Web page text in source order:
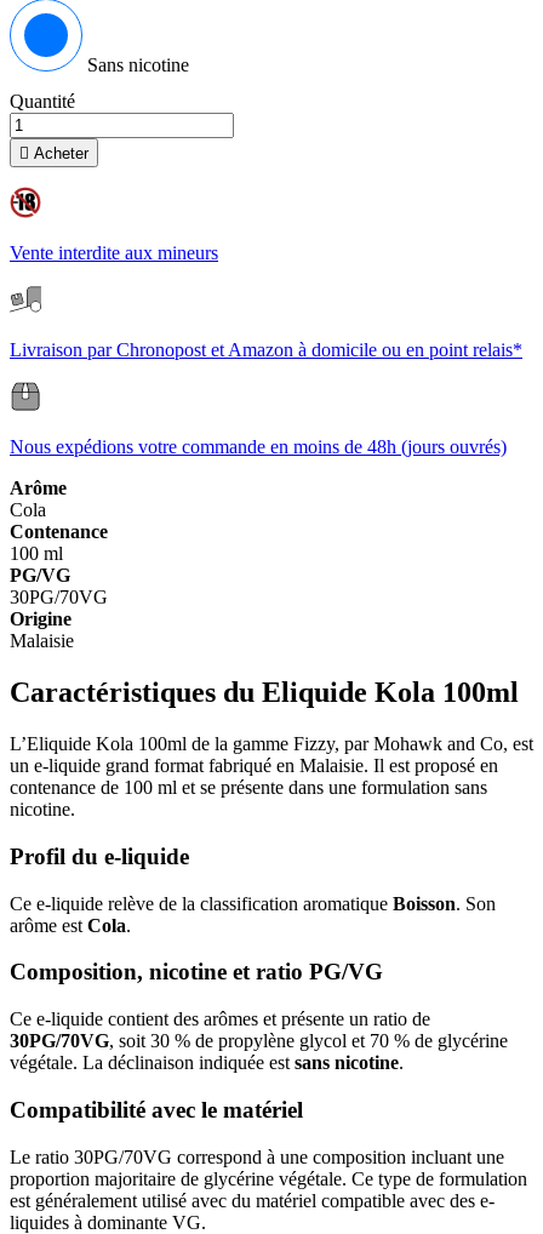
Sans nicotine
Quantité
 Acheter
Vente interdite aux mineurs
Livraison par Chronopost et Amazon à domicile ou en point relais*
Nous expédions votre commande en moins de 48h (jours ouvrés)
Arôme
Cola
Contenance
100 ml
PG/VG
30PG/70VG
Origine
Malaisie
Caractéristiques du Eliquide Kola 100ml
L’Eliquide Kola 100ml de la gamme Fizzy, par Mohawk and Co, est
un e-liquide grand format fabriqué en Malaisie. Il est proposé en
contenance de 100 ml et se présente dans une formulation sans
nicotine.
Profil du e-liquide
Ce e-liquide relève de la classification aromatique Boisson. Son
arôme est Cola.
Composition, nicotine et ratio PG/VG
Ce e-liquide contient des arômes et présente un ratio de
30PG/70VG, soit 30 % de propylène glycol et 70 % de glycérine
végétale. La déclinaison indiquée est sans nicotine.
Compatibilité avec le matériel
Le ratio 30PG/70VG correspond à une composition incluant une
proportion majoritaire de glycérine végétale. Ce type de formulation
est généralement utilisé avec du matériel compatible avec des e-
liquides à dominante VG.